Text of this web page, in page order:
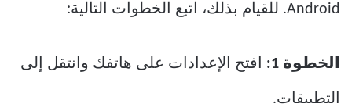
Android. للقيام بذلك، اتبع الخطوات التالية:
الخطوة 1: افتح الإعدادات على هاتفك وانتقل إلى
التطبيقات.